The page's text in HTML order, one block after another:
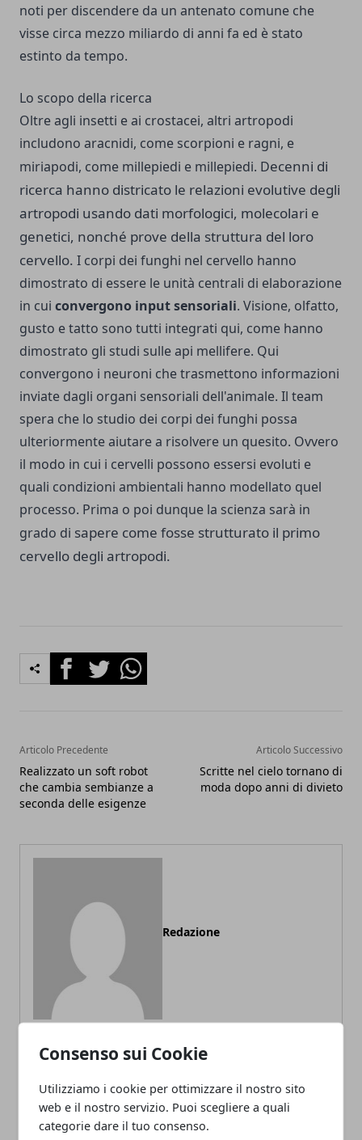
Consenso sui Cookie
Utilizziamo i cookie per ottimizzare il nostro sito
web e il nostro servizio. Puoi scegliere a quali
categorie dare il tuo consenso.
noti per discendere da un antenato comune che
visse circa mezzo miliardo di anni fa ed è stato
estinto da tempo.
Lo scopo della ricerca
Oltre agli insetti e ai crostacei, altri artropodi
includono aracnidi, come scorpioni e ragni, e
miriapodi, come millepiedi e millepiedi. Decenni di
ricerca hanno districato le relazioni evolutive degli
artropodi usando dati morfologici, molecolari e
genetici, nonché prove della struttura del loro
cervello. I corpi dei funghi nel cervello hanno
dimostrato di essere le unità centrali di elaborazione
in cui convergono input sensoriali. Visione, olfatto,
gusto e tatto sono tutti integrati qui, come hanno
dimostrato gli studi sulle api mellifere. Qui
convergono i neuroni che trasmettono informazioni
inviate dagli organi sensoriali dell'animale. Il team
spera che lo studio dei corpi dei funghi possa
ulteriormente aiutare a risolvere un quesito. Ovvero
il modo in cui i cervelli possono essersi evoluti e
quali condizioni ambientali hanno modellato quel
processo. Prima o poi dunque la scienza sarà in
grado di sapere come fosse strutturato il primo
cervello degli artropodi.
FacebookTwitterWhatsapp
Articolo Precedente
Realizzato un soft robot
che cambia sembianze a
seconda delle esigenze
Articolo Successivo
Scritte nel cielo tornano di
moda dopo anni di divieto
Redazione
ARTICOLI CORRELATI